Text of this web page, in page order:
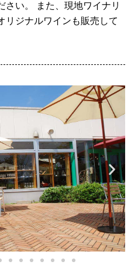
さい。 また、現地ワイナリ
リジナルワインも販売して